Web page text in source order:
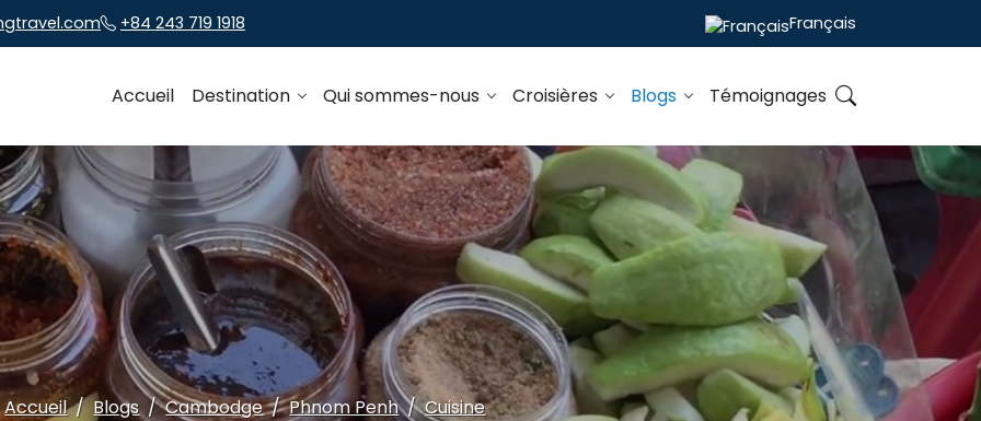
+84 243 719 1918 Français
Accueil Destination Qui sommes-nous Croisières Blogs Témoignages
Accueil Blogs Cambodge Phnom Penh Cuisine